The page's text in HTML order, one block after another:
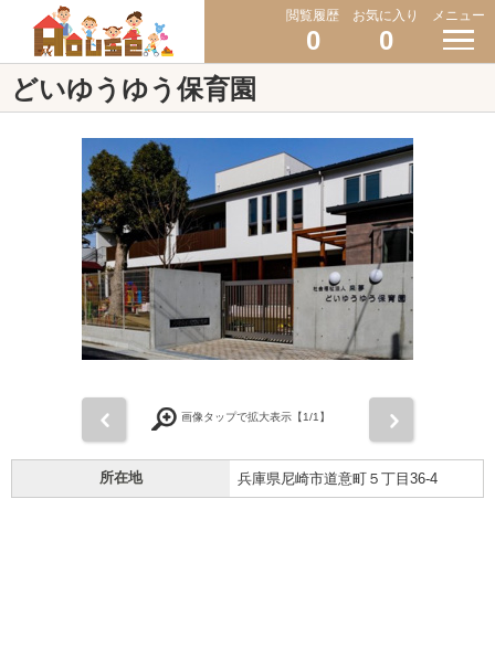
閲覧履歴
0
お気に入り
0
メニュー
どいゆうゆう保育園
画像タップで拡大表示【1/1】
所在地 兵庫県尼崎市道意町５丁目36-4